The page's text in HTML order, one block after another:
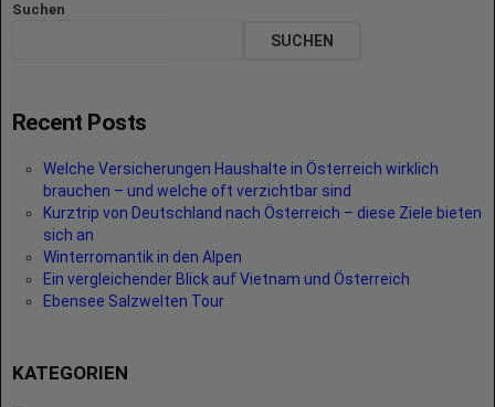
Suchen
SUCHEN
Recent Posts
Welche Versicherungen Haushalte in Österreich wirklich
brauchen – und welche oft verzichtbar sind
Kurztrip von Deutschland nach Österreich – diese Ziele bieten
sich an
Winterromantik in den Alpen
Ein vergleichender Blick auf Vietnam und Österreich
Ebensee Salzwelten Tour
KATEGORIEN